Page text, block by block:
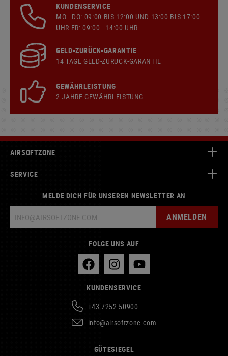
KUNDENSERVICE
MO - DO: 09:00 BIS 12:00 UND 13:00 BIS 17:00
UHR FR: 09:00 - 14:00 UHR
GELD-ZURÜCK-GARANTIE
14 TAGE GELD-ZURÜCK-GARANTIE
GEWÄHRLEISTUNG
2 JAHRE GEWÄHRLEISTUNG
AIRSOFTZONE
SERVICE
MELDE DICH FÜR UNSEREN NEWSLETTER AN
ANMELDEN
FOLGE UNS AUF
KUNDENSERVICE
+43 7252 50900
info@airsoftzone.com
GÜTESIEGEL